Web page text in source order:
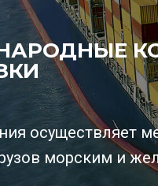
осуществляет
морским и
и других стран